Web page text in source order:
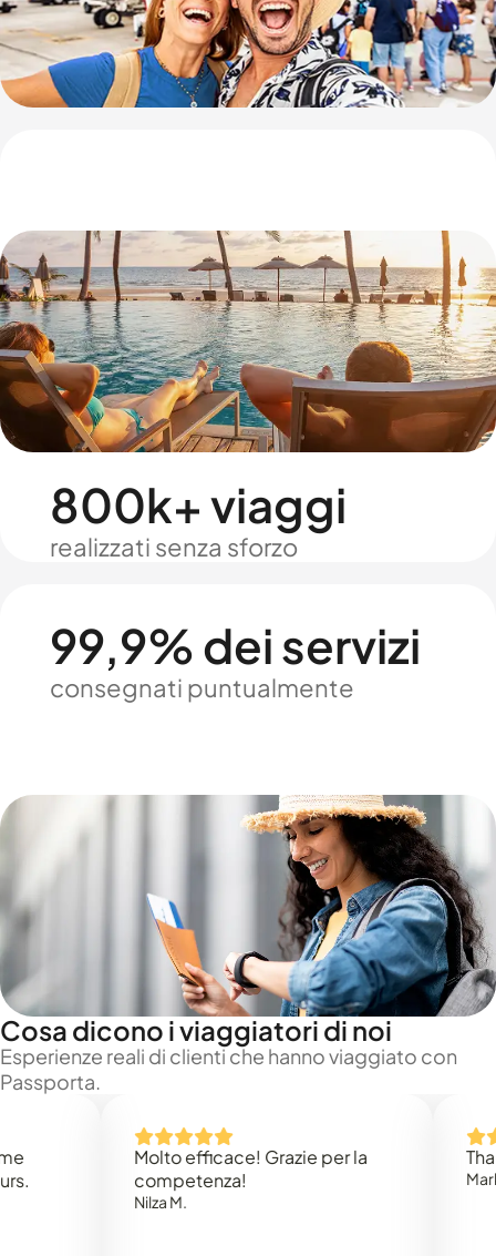
800k+ viaggi
realizzati senza sforzo
99,9% dei servizi
consegnati puntualmente
Cosa dicono i viaggiatori di noi
Esperienze reali di clienti che hanno viaggiato con
Passporta.
Molto efficace! Grazie per la
competenza!
Nilza M.
Thank
Mark N.